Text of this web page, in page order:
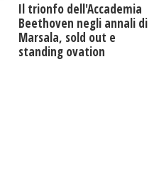
Il trionfo dell'Accademia
Beethoven negli annali di
Marsala, sold out e
standing ovation